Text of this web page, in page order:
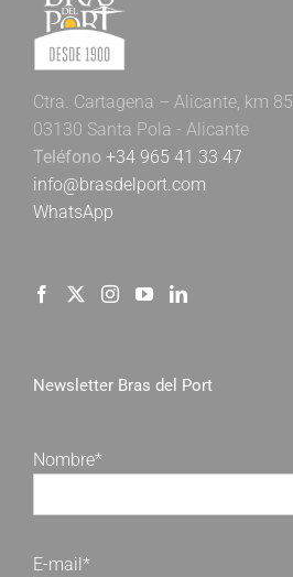
Ctra. Cartagena – Alicante, km 85
03130 Santa Pola - Alicante
Teléfono +34 965 41 33 47
info@brasdelport.com
WhatsApp
Newsletter Bras del Port
Nombre*
E-mail*